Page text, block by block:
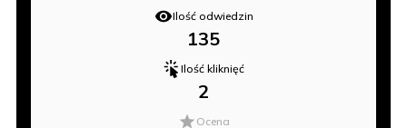
Ilość odwiedzin
135
Ilość kliknięć
2
Ocena